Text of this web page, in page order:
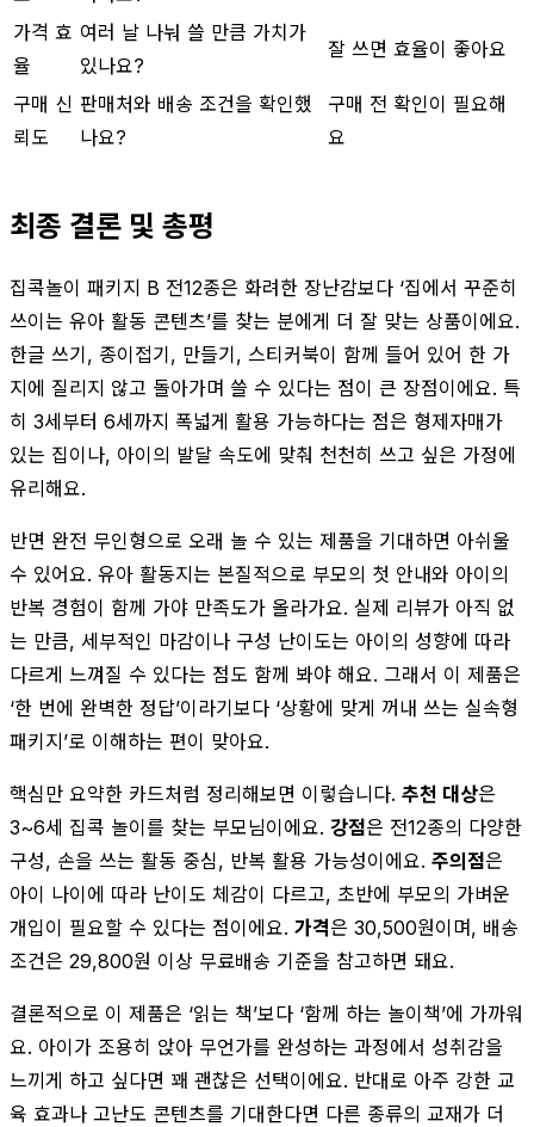
가격 효
율
여러 날 나눠 쓸 만큼 가치가
있나요?
잘 쓰면 효율이 좋아요
구매 신
뢰도
판매처와 배송 조건을 확인했
나요?
구매 전 확인이 필요해
요
최종 결론 및 총평
집콕놀이 패키지 B 전12종은 화려한 장난감보다 ‘집에서 꾸준히
쓰이는 유아 활동 콘텐츠’를 찾는 분에게 더 잘 맞는 상품이에요.
한글 쓰기, 종이접기, 만들기, 스티커북이 함께 들어 있어 한 가
지에 질리지 않고 돌아가며 쓸 수 있다는 점이 큰 장점이에요. 특
히 3세부터 6세까지 폭넓게 활용 가능하다는 점은 형제자매가
있는 집이나, 아이의 발달 속도에 맞춰 천천히 쓰고 싶은 가정에
유리해요.
반면 완전 무인형으로 오래 놀 수 있는 제품을 기대하면 아쉬울
수 있어요. 유아 활동지는 본질적으로 부모의 첫 안내와 아이의
반복 경험이 함께 가야 만족도가 올라가요. 실제 리뷰가 아직 없
는 만큼, 세부적인 마감이나 구성 난이도는 아이의 성향에 따라
다르게 느껴질 수 있다는 점도 함께 봐야 해요. 그래서 이 제품은
‘한 번에 완벽한 정답’이라기보다 ‘상황에 맞게 꺼내 쓰는 실속형
패키지’로 이해하는 편이 맞아요.
핵심만 요약한 카드처럼 정리해보면 이렇습니다. 추천 대상은
3~6세 집콕 놀이를 찾는 부모님이에요. 강점은 전12종의 다양한
구성, 손을 쓰는 활동 중심, 반복 활용 가능성이에요. 주의점은
아이 나이에 따라 난이도 체감이 다르고, 초반에 부모의 가벼운
개입이 필요할 수 있다는 점이에요. 가격은 30,500원이며, 배송
조건은 29,800원 이상 무료배송 기준을 참고하면 돼요.
결론적으로 이 제품은 ‘읽는 책’보다 ‘함께 하는 놀이책’에 가까워
요. 아이가 조용히 앉아 무언가를 완성하는 과정에서 성취감을
느끼게 하고 싶다면 꽤 괜찮은 선택이에요. 반대로 아주 강한 교
육 효과나 고난도 콘텐츠를 기대한다면 다른 종류의 교재가 더